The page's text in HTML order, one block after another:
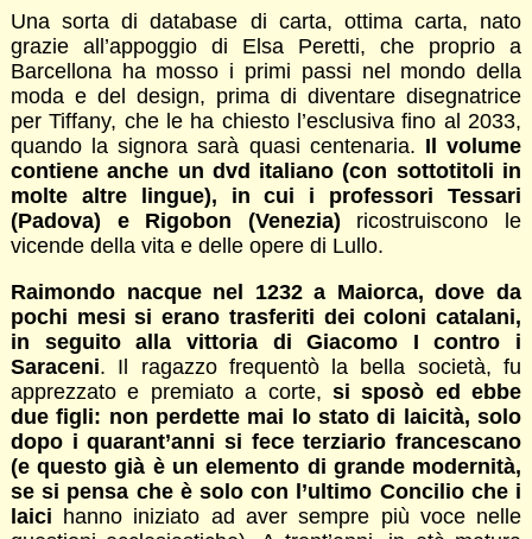
Una sorta di database di carta, ottima carta, nato
grazie all’appoggio di Elsa Peretti, che proprio a
Barcellona ha mosso i primi passi nel mondo della
moda e del design, prima di diventare disegnatrice
per Tiffany, che le ha chiesto l’esclusiva fino al 2033,
quando la signora sarà quasi centenaria. Il volume
contiene anche un dvd italiano (con sottotitoli in
molte altre lingue), in cui i professori Tessari
(Padova) e Rigobon (Venezia) ricostruiscono le
vicende della vita e delle opere di Lullo.
Raimondo nacque nel 1232 a Maiorca, dove da
pochi mesi si erano trasferiti dei coloni catalani,
in seguito alla vittoria di Giacomo I contro i
Saraceni. Il ragazzo frequentò la bella società, fu
apprezzato e premiato a corte, si sposò ed ebbe
due figli: non perdette mai lo stato di laicità, solo
dopo i quarant’anni si fece terziario francescano
(e questo già è un elemento di grande modernità,
se si pensa che è solo con l’ultimo Concilio che i
laici hanno iniziato ad aver sempre più voce nelle